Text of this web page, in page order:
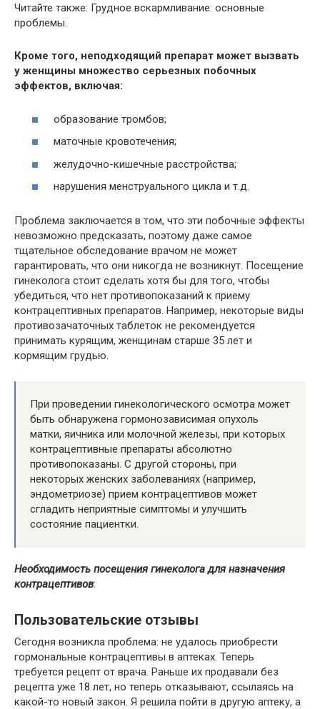
Читайте также: Грудное вскармливание: основные
проблемы.
Кроме того, неподходящий препарат может вызвать
у женщины множество серьезных побочных
эффектов, включая:
образование тромбов;
маточные кровотечения;
желудочно-кишечные расстройства;
нарушения менструального цикла и т.д.
Проблема заключается в том, что эти побочные эффекты
невозможно предсказать, поэтому даже самое
тщательное обследование врачом не может
гарантировать, что они никогда не возникнут. Посещение
гинеколога стоит сделать хотя бы для того, чтобы
убедиться, что нет противопоказаний к приему
контрацептивных препаратов. Например, некоторые виды
противозачаточных таблеток не рекомендуется
принимать курящим, женщинам старше 35 лет и
кормящим грудью.
При проведении гинекологического осмотра может
быть обнаружена гормонозависимая опухоль
матки, яичника или молочной железы, при которых
контрацептивные препараты абсолютно
противопоказаны. С другой стороны, при
некоторых женских заболеваниях (например,
эндометриозе) прием контрацептивов может
сгладить неприятные симптомы и улучшить
состояние пациентки.
Необходимость посещения гинеколога для назначения
контрацептивов:
Пользовательские отзывы
Сегодня возникла проблема: не удалось приобрести
гормональные контрацептивы в аптеках. Теперь
требуется рецепт от врача. Раньше их продавали без
рецепта уже 18 лет, но теперь отказывают, ссылаясь на
какой-то новый закон. Я решила пойти в другую аптеку, а